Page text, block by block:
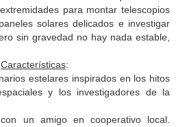
para montar telescopios
solares delicados e investigar
sin gravedad no hay nada estable,
Características:
estelares inspirados en los hitos
y los investigadores de la
un amigo en cooperativo local.